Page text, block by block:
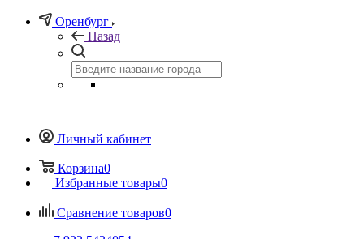
Оренбург
Назад
Личный кабинет
Корзина0
Избранные товары0
Сравнение товаров0